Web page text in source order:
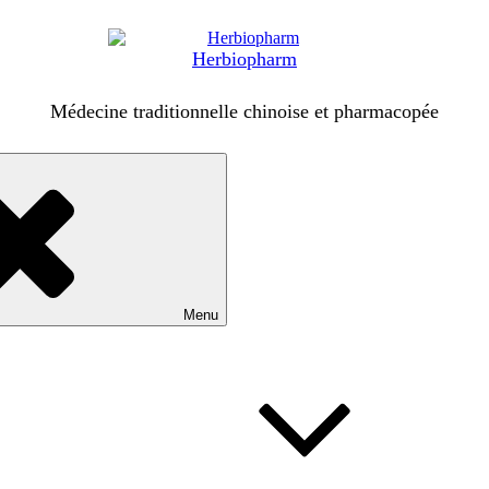
Herbiopharm
Médecine traditionnelle chinoise et pharmacopée
Menu